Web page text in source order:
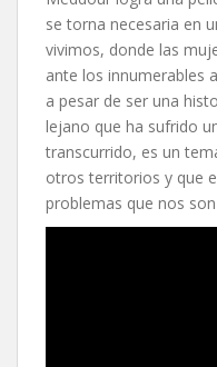
se torna necesaria en
vivimos, donde las
ante los innumerables
a pesar de ser una
lejano que ha sufrido
transcurrido, es un
otros territorios y que
problemas que nos